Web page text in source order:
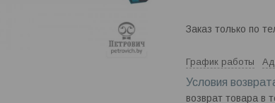
Заказ только по
График работы
возврат товара в